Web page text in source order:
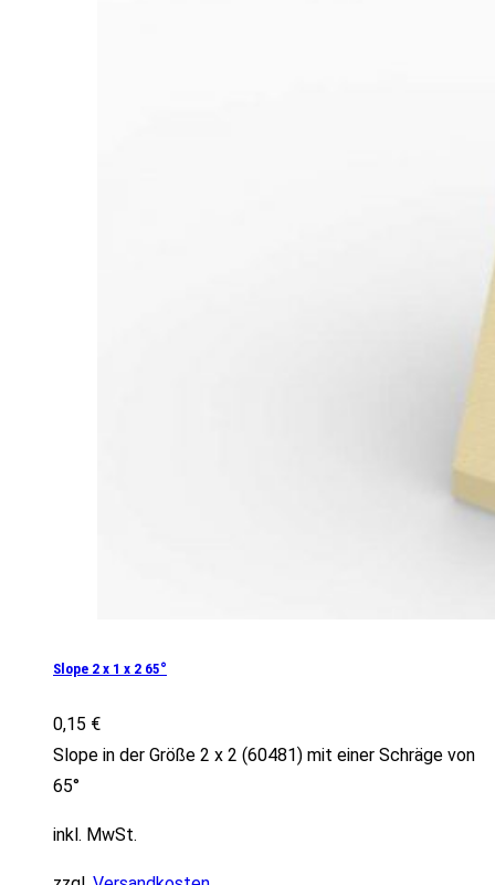
Slope 2 x 1 x 2 65°
0,15 €
Slope in der Größe 2 x 2 (60481) mit einer Schräge von
65°
inkl. MwSt.